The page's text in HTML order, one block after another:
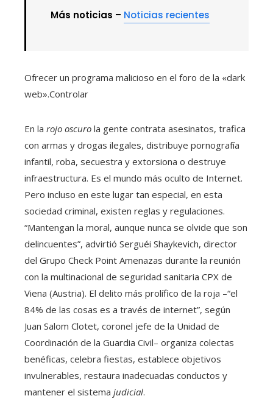
Más noticias – Noticias recientes
Ofrecer un programa malicioso en el foro de la «dark
web».Controlar
En la rojo oscuro la gente contrata asesinatos, trafica
con armas y drogas ilegales, distribuye pornografía
infantil, roba, secuestra y extorsiona o destruye
infraestructura. Es el mundo más oculto de Internet.
Pero incluso en este lugar tan especial, en esta
sociedad criminal, existen reglas y regulaciones.
“Mantengan la moral, aunque nunca se olvide que son
delincuentes”, advirtió Serguéi Shaykevich, director
del Grupo Check Point Amenazas durante la reunión
con la multinacional de seguridad sanitaria CPX de
Viena (Austria). El delito más prolífico de la roja –“el
84% de las cosas es a través de internet”, según
Juan Salom Clotet, coronel jefe de la Unidad de
Coordinación de la Guardia Civil– organiza colectas
benéficas, celebra fiestas, establece objetivos
invulnerables, restaura inadecuadas conductos y
mantener el sistema judicial.